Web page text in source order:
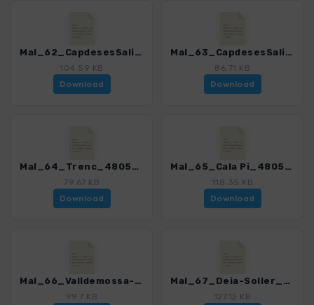
Mal_62_CapdesesSalines-CaladesMarmols_4805_4.gpx
104.59 KB
Download
Mal_63_CapdesesSalines-CalaenTugores_4805_4.gpx
86.71 KB
Download
Mal_64_Trenc_4805_4.gpx
79.67 KB
Download
Mal_65_Cala Pi_4805_4.gpx
118.35 KB
Download
Mal_66_Valldemossa-Deia_4805_4.gpx
99.7 KB
Mal_67_Deia-Soller_4805_4.gpx
127.12 KB